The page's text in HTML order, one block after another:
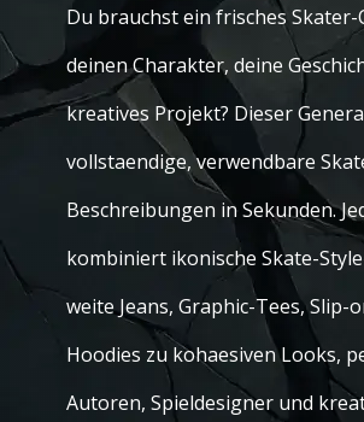
Du brauchst ein frisches
deinen Charakter, deine
kreatives Projekt? Dieser
vollstaendige, verwendbare
Beschreibungen in Sekunden.
kombiniert ikonische Skate-
weite Jeans, Graphic-Tees, Slip-
Hoodies zu kohaesiven Looks,
Autoren, Spieldesigner und